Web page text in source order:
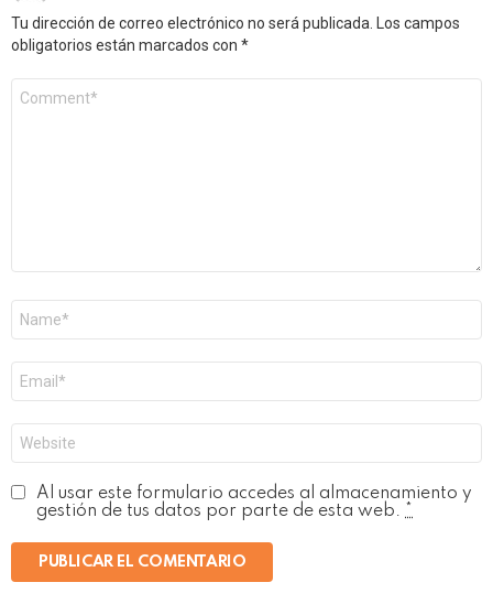
Tu dirección de correo electrónico no será publicada.
Los campos
obligatorios están marcados con *
electrónico
*
Al usar este formulario accedes al almacenamiento y
gestión de tus datos por parte de esta web.